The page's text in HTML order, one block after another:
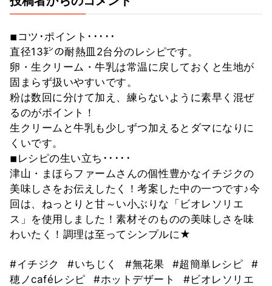
◾︎コツ･ポイント･････
直径13㌢の耐熱皿2台分のレシピです。
卵・生クリーム・牛乳は常温に戻しておくと生地が
固まらず扱いやすいです。
粉は数回に分けて加え、練らないように素早く混ぜ
るのがポイント！
生クリームと牛乳も少しずつ加えるとダマになりに
くいです。
◾︎レシピの生い立ち･････
津山・まほらファームさんの個性豊かなイチジクの
美味しさをお伝えしたく！考案した中の一つです♪今
回は、ねっとりと甘～い小ぶりな「ビオレソリエ
ス」を使用しました！素材そのものの美味しさを味
わいたく！調理は至ってシンプルに★
#イチジク #いちじく #無花果 #超簡単レシピ
#
穂ノcaféレシピ
#ホットデザート
#ビオレソリエ